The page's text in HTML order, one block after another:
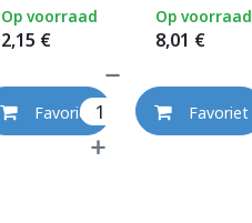
2,15 €
Op voorraad
Favoriet
8,01 €
Op voorraad
Favoriet